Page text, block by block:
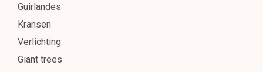
Guirlandes
Kransen
Verlichting
Giant trees